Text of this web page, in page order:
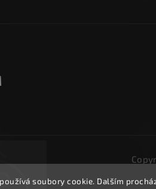
soubory cookie. Dalším